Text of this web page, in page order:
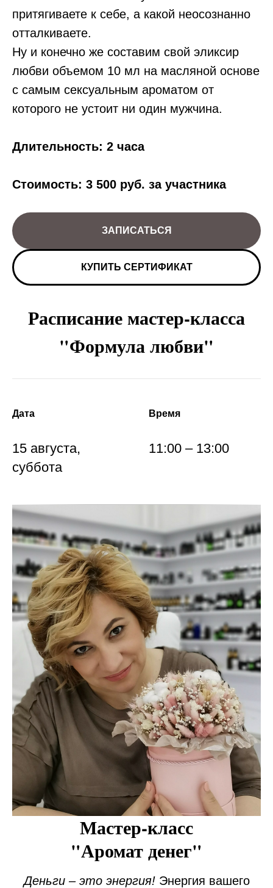
притягиваете к себе, а какой неосознанно
отталкиваете.
Ну и конечно же составим свой эликсир
любви объемом 10 мл на масляной основе
с самым сексуальным ароматом от
которого не устоит ни один мужчина.
Длительность: 2 часа
Стоимость: 3 500 руб. за участника
ЗАПИСАТЬСЯ
КУПИТЬ СЕРТИФИКАТ
Расписание мастер-класса
"Формула любви"
Дата Время
15 августа,
суббота
11:00 – 13:00
Мастер-класс
"Аромат денег"
Деньги – это энергия! Энергия вашего